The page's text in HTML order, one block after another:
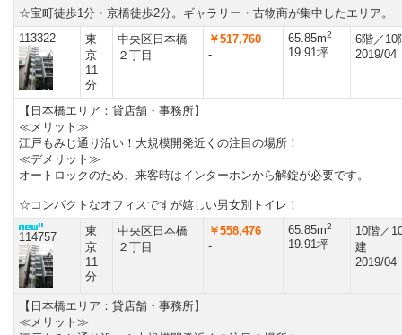
☆宝町徒歩1分・京橋徒歩2分。ギャラリー・古物商が集中したエリア。
113322
東
京
11
分
中央区日本橋
２丁目
￥517,760
-
65.85m2
19.91坪
6階／10
2019/04
【日本橋エリア：貸店舗・事務所】
≪メリット≫
江戸もみじ通り沿い！大規模開発近くの注目の場所！
≪デメリット≫
オートロックのため、来客時はインターホンから解錠が必要です。
☆コンパクトなオフィスですが嬉しい男女別トイレ！
114757
東
京
11
分
中央区日本橋
２丁目
￥558,476
-
65.85m2
19.91坪
10階／
建
2019/04
【日本橋エリア：貸店舗・事務所】
≪メリット≫